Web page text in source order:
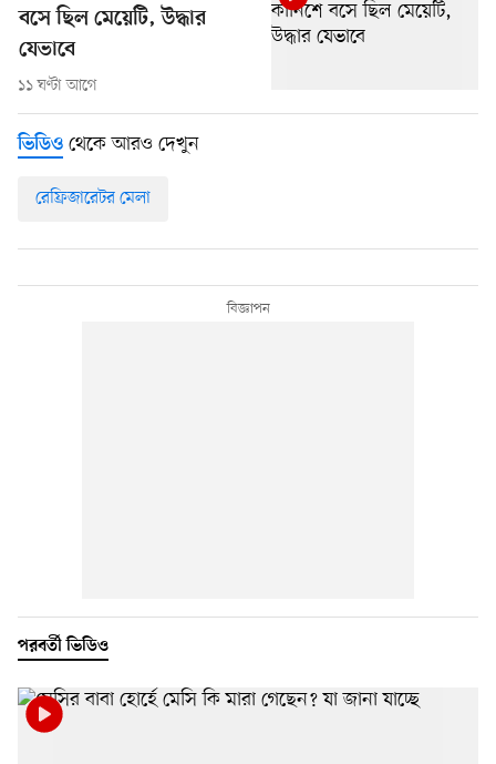
বসে ছিল মেয়েটি, উদ্ধার
যেভাবে
১১ ঘণ্টা আগে
ভিডিও থেকে আরও দেখুন
রেফ্রিজারেটর মেলা
পরবর্তী ভিডিও